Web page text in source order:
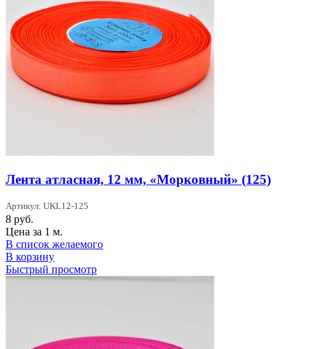
Лента атласная, 12 мм, «Морковный» (125)
Артикул: UKL12-125
8 руб.
Цена за 1 м.
В список желаемого
В корзину
Быстрый просмотр